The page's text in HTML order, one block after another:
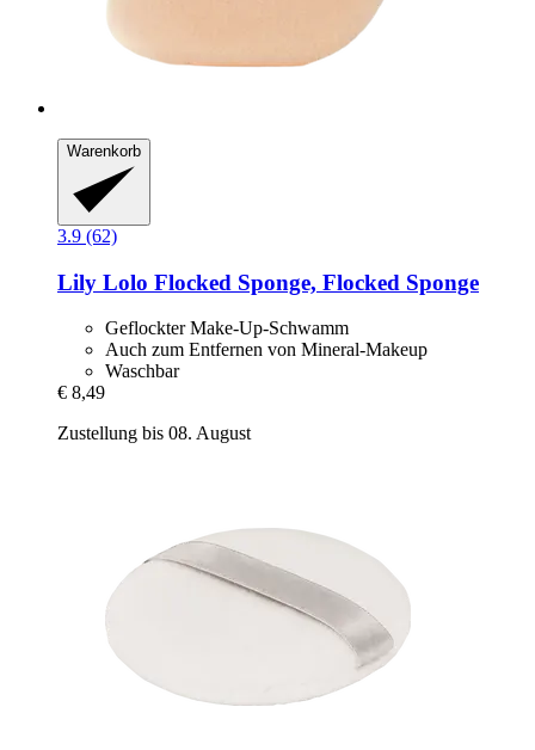
Warenkorb
3.9 (62)
Lily Lolo Flocked Sponge, Flocked Sponge
Geflockter Make-Up-Schwamm
Auch zum Entfernen von Mineral-Makeup
Waschbar
€ 8,49
Zustellung bis 08. August